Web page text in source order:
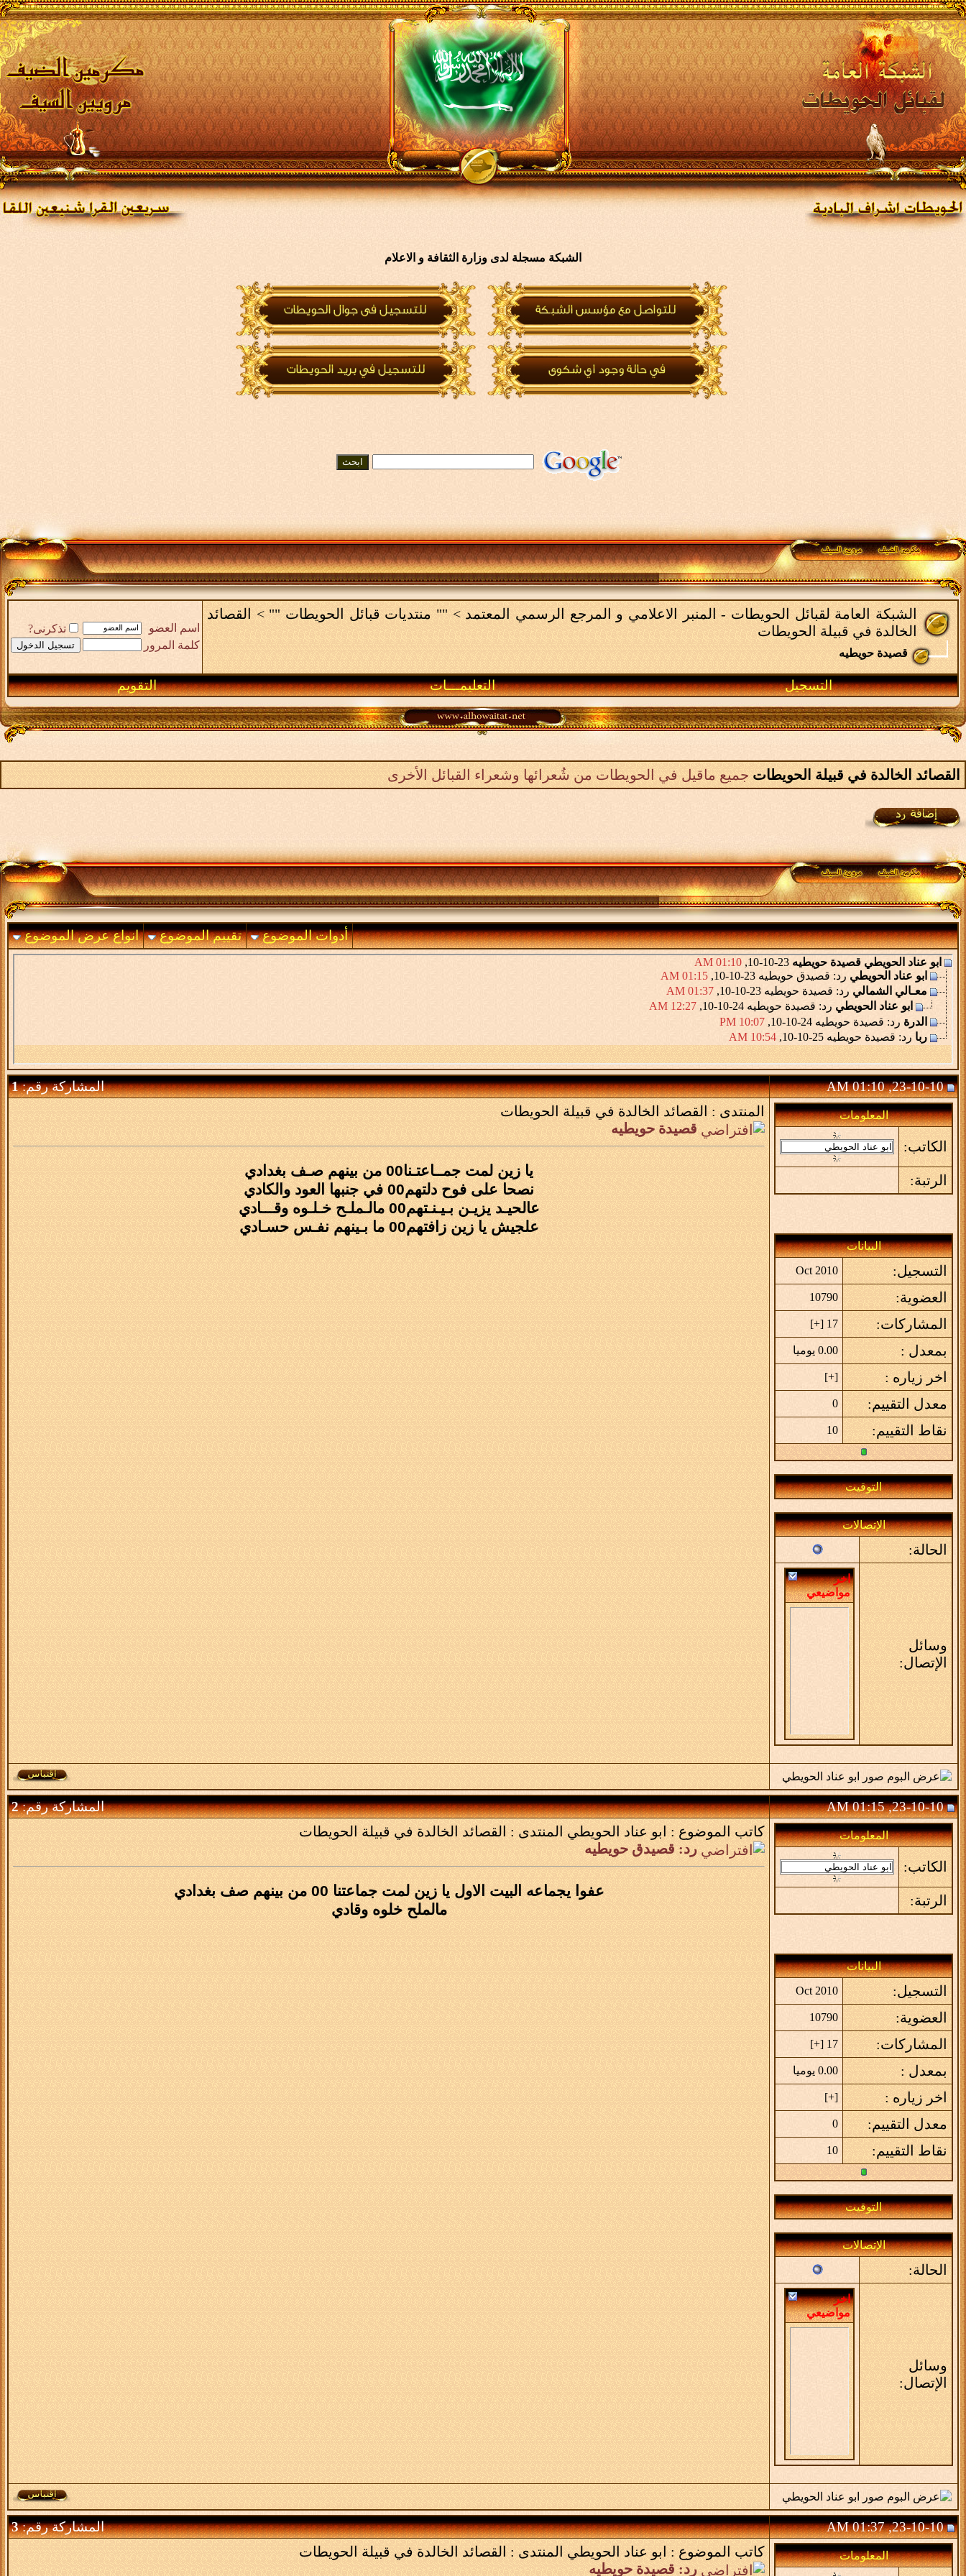
الشبكة مسجلة لدى وزارة الثقافة و الاعلام
الشبكة العامة لقبائل الحويطات - المنبر الاعلامي و المرجع الرسمي المعتمد > "" منتديات قبائل الحويطات "" > القصائد
الخالدة في قبيلة الحويطات
قصيدة حويطيه
اسم العضو
تذكرنى?
كلمة المرور
التسجيل التعليمـــات التقويم
القصائد الخالدة في قبيلة الحويطات جميع ماقيل في الحويطات من شُعرائها وشعراء القبائل الأخرى
أدوات الموضوع تقييم الموضوع انواع عرض الموضوع
ابو عناد الحويطي قصيدة حويطيه
01:10 AM
ابو عناد الحويطي رد: قصيدق حويطيه
01:15 AM
معـالي الشمالي رد: قصيدة حويطيه
01:37 AM
ابو عناد الحويطي رد: قصيدة حويطيه
12:27 AM
الدرة رد: قصيدة حويطيه
10:07 PM
ربا رد: قصيدة حويطيه 10:54 AM
23-10-10, 01:10 AM المشاركة رقم:1
المعلومات
الكاتب:
الرتبة:
البيانات
التسجيل: Oct 2010
العضوية: 10790
المشاركات: 17 [
+
]
بمعدل : 0.00 يوميا
اخر زياره : [
+
]
معدل التقييم: 0
نقاط التقييم: 10
التوقيت
الإتصالات
الحالة:
وسائل
الإتصال:
اخر
مواضيعي
المنتدى : القصائد الخالدة في قبيلة الحويطات
قصيدة حويطيه
يا زين لمت جمــاعتـنا00 من بينهم صـف بغدادي
نصحا على فوح دلتهم00 في جنبها العود والكادي
عالحيـد يزيـن بـيـنـتهم00 مالـملـح خـلـوه وقـــادي
علجيش يا زين زافتهم00 ما بـينهم نفـس حسـادي
23-10-10, 01:15 AM المشاركة رقم:2
المعلومات
الكاتب:
الرتبة:
البيانات
التسجيل: Oct 2010
العضوية: 10790
المشاركات: 17 [
+
]
بمعدل : 0.00 يوميا
اخر زياره : [
+
]
معدل التقييم: 0
نقاط التقييم: 10
التوقيت
الإتصالات
الحالة:
وسائل
الإتصال:
اخر
مواضيعي
كاتب الموضوع : ابو عناد الحويطي المنتدى : القصائد الخالدة في قبيلة الحويطات
رد: قصيدق حويطيه
عفوا يجماعه البيت الاول يا زين لمت جماعتنا 00 من بينهم صف بغدادي
مالملح خلوه وقادي
23-10-10, 01:37 AM المشاركة رقم:3
المعلومات كاتب الموضوع : ابو عناد الحويطي المنتدى : القصائد الخالدة في قبيلة الحويطات
رد: قصيدة حويطيه